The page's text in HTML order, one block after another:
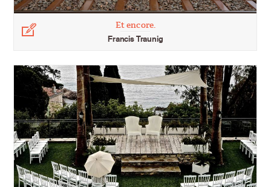
Et encore.
Francis Traunig